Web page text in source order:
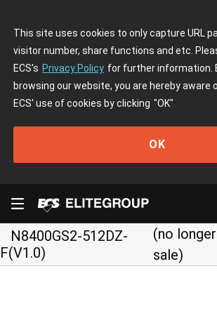
This site uses cookies to only capture URL
visitor number, share functions and etc.
ECS's Privacy Policy for further information.
browsing our website, you are hereby aware
ECS' use of cookies by clicking "OK"
OK
N8400GS2-512DZ-
F(V1.0)
(no
sale)